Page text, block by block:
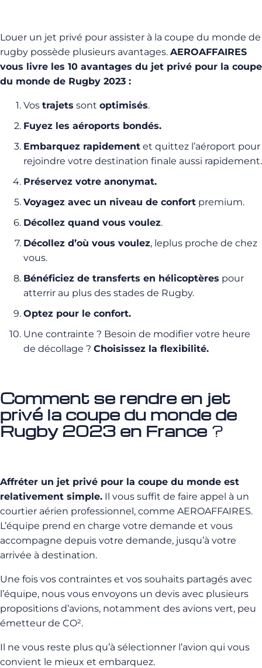
Louer un jet privé pour assister à la coupe du monde de
rugby possède plusieurs avantages. AEROAFFAIRES
vous livre les 10 avantages du jet privé pour la coupe
du monde de Rugby 2023 :
Vos trajets sont optimisés.
Fuyez les aéroports bondés.
Embarquez rapidement et quittez l’aéroport pour
rejoindre votre destination finale aussi rapidement.
Préservez votre anonymat.
Voyagez avec un niveau de confort premium.
Décollez quand vous voulez.
Décollez d’où vous voulez, leplus proche de chez
vous.
Bénéficiez de transferts en hélicoptères pour
atterrir au plus des stades de Rugby.
Optez pour le confort.
Une contrainte ? Besoin de modifier votre heure
de décollage ? Choisissez la flexibilité.
Comment se rendre en jet
privé la coupe du monde de
Rugby 2023 en France ?
Affréter un jet privé pour la coupe du monde est
relativement simple. Il vous suffit de faire appel à un
courtier aérien professionnel, comme AEROAFFAIRES.
L’équipe prend en charge votre demande et vous
accompagne depuis votre demande, jusqu’à votre
arrivée à destination.
Une fois vos contraintes et vos souhaits partagés avec
l’équipe, nous vous envoyons un devis avec plusieurs
propositions d’avions, notamment des avions vert, peu
émetteur de CO².
Il ne vous reste plus qu’à sélectionner l’avion qui vous
convient le mieux et embarquez.